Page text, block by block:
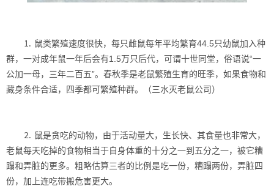
⒈ 鼠类繁殖速度很快，每只雌鼠每年平均繁育44.5只幼鼠加入种
群，一对成年鼠一年后会有1.5万只后代，可谓十世同堂，俗语说“一
公加一母，三年二百五”。春秋季是老鼠繁殖生育的旺季，如果食物和
藏身条件合适，四季都可繁殖种群。（三水灭老鼠公司）
⒉ 鼠是贪吃的动物，由于活动量大，生长快、其食量也非常大，
老鼠每天吃掉的食物相当于自身体重的十分之一到五分之一，被它糟
蹋和弄脏的更多。粗略估算三者的比例是吃一份，糟蹋两份，弄脏四
份，加上连吃带搬危害更大。